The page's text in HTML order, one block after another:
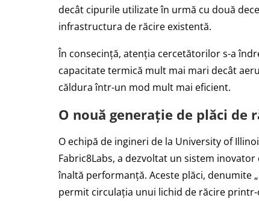
decât cipurile utilizate în urmă cu două
infrastructura de răcire existentă.
În consecință, atenția cercetătorilor s-a
capacitate termică mult mai mari decât
căldura într-un mod mult mai eficient.
O nouă generație de plăci de
O echipă de ingineri de la University of
Fabric8Labs, a dezvoltat un sistem
înaltă performanță. Aceste plăci, denumite
permit circulația unui lichid de răcire